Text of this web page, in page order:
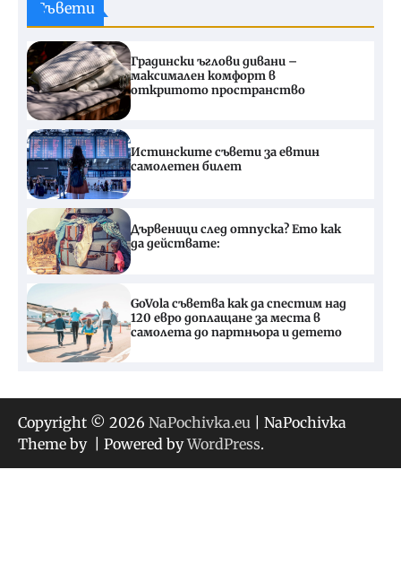
Съвети
Градински ъглови дивани –
максимален комфорт в
откритото пространство
Истинските съвети за евтин
самолетен билет
Дървеници след отпуска? Ето как
да действате:
GoVola съветва как да спестим над
120 евро доплащане за места в
самолета до партньора и детето
Copyright © 2026 NaPochivka.eu | NaPochivka
Theme by
| Powered byWordPress.